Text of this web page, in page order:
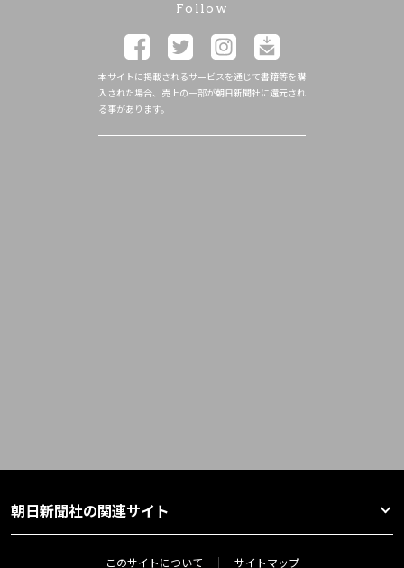
Follow
本サイトに掲載されるサービスを通じて書籍等を購
入された場合、売上の一部が朝日新聞社に還元され
る事があります。
朝日新聞社の関連サイト
このサイトについて サイトマップ